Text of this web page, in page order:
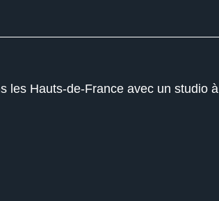
les Hauts-de-France avec un studio à